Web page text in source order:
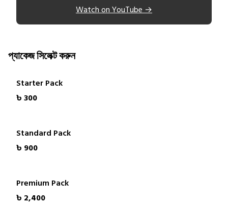
Watch on YouTube →
প্যাকেজ সিলেক্ট করুন
Starter Pack
৳ 300
Standard Pack
৳ 900
Premium Pack
৳ 2,400